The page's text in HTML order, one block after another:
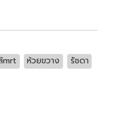
mrt ห้วยขวาง
รัชดา